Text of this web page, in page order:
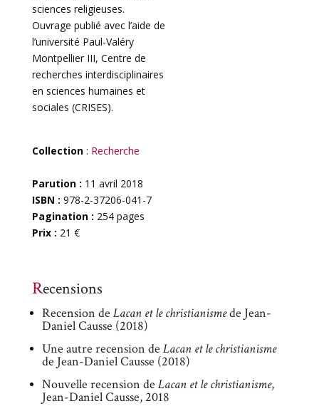
sciences religieuses.
Ouvrage publié avec l’aide de
l’université Paul-Valéry
Montpellier III, Centre de
recherches interdisciplinaires
en sciences humaines et
sociales (CRISES).
Collection: Recherche
Parution : 11 avril 2018
ISBN : 978-2-37206-041-7
Pagination : 254 pages
Prix : 21 €
Recensions
Recension de Lacan et le christianismede Jean-
Daniel Causse (2018)
Une autre recension de Lacan et le christianisme
de Jean-Daniel Causse (2018)
Nouvelle recension de Lacan et le christianisme,
Jean-Daniel Causse, 2018